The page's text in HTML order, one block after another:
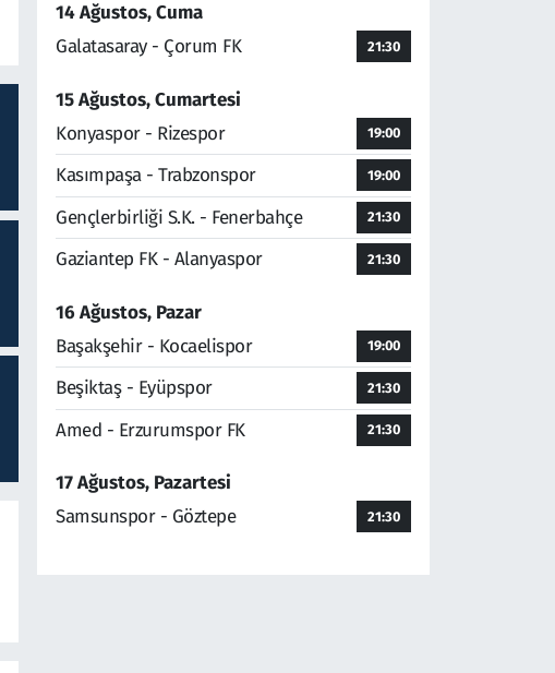
14 Ağustos, Cuma
Galatasaray - Çorum FK
21:30
15 Ağustos, Cumartesi
Konyaspor - Rizespor
19:00
Kasımpaşa - Trabzonspor 19:00
Gençlerbirliği S.K. - Fenerbahçe 21:30
Gaziantep FK - Alanyaspor 21:30
16 Ağustos, Pazar
Başakşehir - Kocaelispor
19:00
Beşiktaş - Eyüpspor 21:30
Amed - Erzurumspor FK 21:30
17 Ağustos, Pazartesi
Samsunspor - Göztepe
21:30